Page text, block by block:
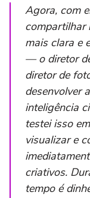
Agora, com
compartilhar
mais clara e
— o diretor
diretor de
desenvolver
inteligência
testei isso
visualizar e
criativos.
tempo é